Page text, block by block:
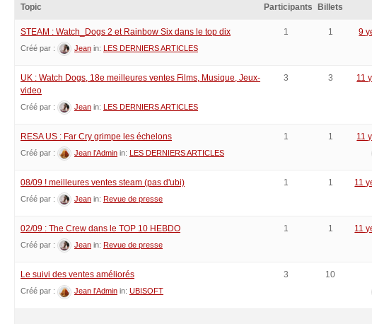
Topic Participants Billets
STEAM : Watch_Dogs 2 et Rainbow Six dans le top dix
Créé par : Jean in: LES DERNIERS ARTICLES
1 1 9
UK : Watch Dogs, 18e meilleures ventes Films, Musique, Jeux-
video
Créé par : Jean in: LES DERNIERS ARTICLES
3 3 11
RESA US : Far Cry grimpe les échelons
Créé par : Jean l’Admin in: LES DERNIERS ARTICLES
1 1 11
08/09 ! meilleures ventes steam (pas d'ubi)
Créé par : Jean in: Revue de presse
1 1 11
02/09 : The Crew dans le TOP 10 HEBDO
Créé par : Jean in: Revue de presse
1 1 11
Le suivi des ventes améliorés
Créé par : Jean l’Admin in: UBISOFT
3 10